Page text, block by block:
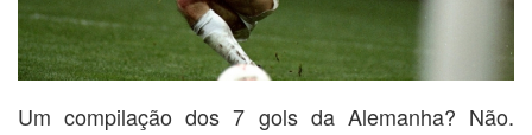
Um compilação dos 7 gols da Alemanha? Não.